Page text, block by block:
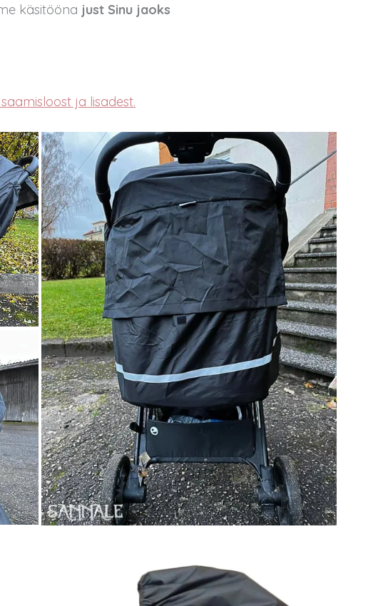
käsitööna just Sinu jaoks
ja lisadest.